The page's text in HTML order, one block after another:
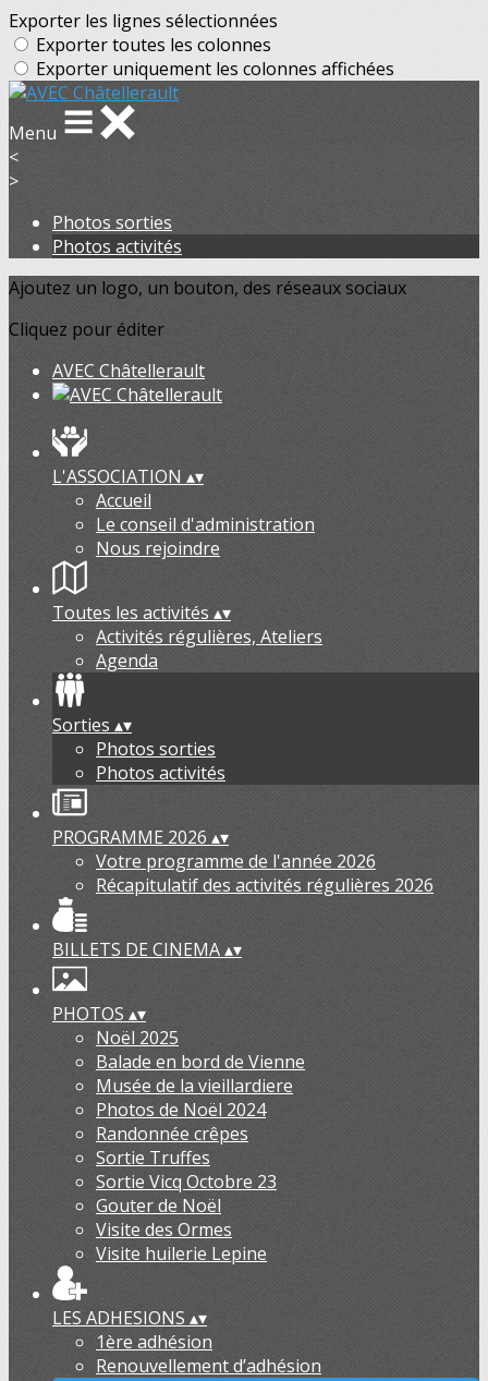
Exporter les lignes sélectionnées
Exporter toutes les colonnes
Exporter uniquement les colonnes affichées
Menu
<
>
Photos sorties
Photos activités
Ajoutez un logo, un bouton, des réseaux sociaux
Cliquez pour éditer
AVEC Châtellerault
L'ASSOCIATION ▴▾
Accueil
Le conseil d'administration
Nous rejoindre
Toutes les activités ▴▾
Activités régulières, Ateliers
Agenda
Sorties ▴▾
Photos sorties
Photos activités
PROGRAMME 2026 ▴▾
Votre programme de l'année 2026
Récapitulatif des activités régulières 2026
BILLETS DE CINEMA▴▾
PHOTOS ▴▾
Noël 2025
Balade en bord de Vienne
Musée de la vieillardiere
Photos de Noël 2024
Randonnée crêpes
Sortie Truffes
Sortie Vicq Octobre 23
Gouter de Noël
Visite des Ormes
Visite huilerie Lepine
LES ADHESIONS ▴▾
1ère adhésion
Renouvellement d’adhésion